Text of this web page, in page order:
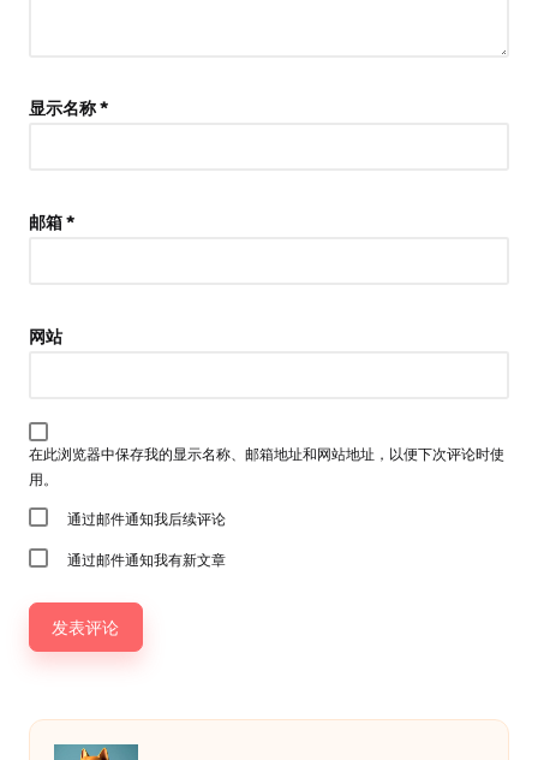
显示名称*
邮箱*
网站
在此浏览器中保存我的显示名称、邮箱地址和网站地址，以便下次评论时使
用。
通过邮件通知我后续评论
通过邮件通知我有新文章